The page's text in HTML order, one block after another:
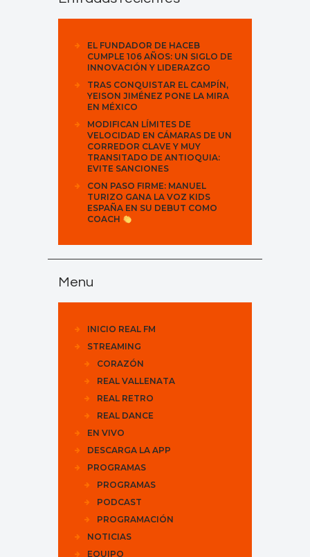
EL FUNDADOR DE HACEB
CUMPLE 106 AÑOS: UN SIGLO DE
INNOVACIÓN Y LIDERAZGO
TRAS CONQUISTAR EL CAMPÍN,
YEISON JIMÉNEZ PONE LA MIRA
EN MÉXICO
MODIFICAN LÍMITES DE
VELOCIDAD EN CÁMARAS DE UN
CORREDOR CLAVE Y MUY
TRANSITADO DE ANTIOQUIA:
EVITE SANCIONES
CON PASO FIRME: MANUEL
TURIZO GANA LA VOZ KIDS
ESPAÑA EN SU DEBUT COMO
COACH
Menu
INICIO REAL FM
STREAMING
CORAZÓN
REAL VALLENATA
REAL RETRO
REAL DANCE
EN VIVO
DESCARGA LA APP
PROGRAMAS
PROGRAMAS
PODCAST
PROGRAMACIÓN
NOTICIAS
EQUIPO